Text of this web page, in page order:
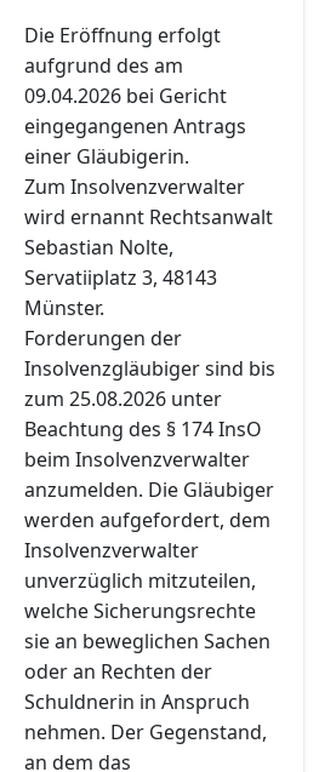
Die Eröffnung erfolgt
aufgrund des am
09.04.2026 bei Gericht
eingegangenen Antrags
einer Gläubigerin.
Zum Insolvenzverwalter
wird ernannt Rechtsanwalt
Sebastian Nolte,
Servatiiplatz 3, 48143
Münster.
Forderungen der
Insolvenzgläubiger sind bis
zum 25.08.2026 unter
Beachtung des § 174 InsO
beim Insolvenzverwalter
anzumelden. Die Gläubiger
werden aufgefordert, dem
Insolvenzverwalter
unverzüglich mitzuteilen,
welche Sicherungsrechte
sie an beweglichen Sachen
oder an Rechten der
Schuldnerin in Anspruch
nehmen. Der Gegenstand,
an dem das